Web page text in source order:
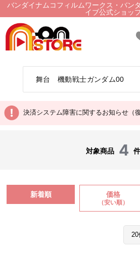
バンダイナムコフィルムワークス・バン
イブ公式ショッ
決済システム障害に関するお知らせ（復
対象商品 4 件
新着順 価格
（安い順）